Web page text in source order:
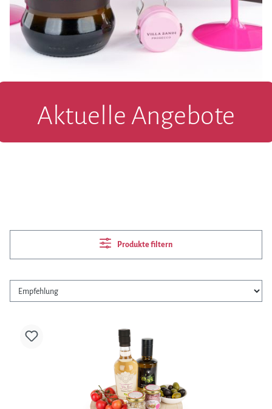
Aktuelle Angebote
Produkte filtern